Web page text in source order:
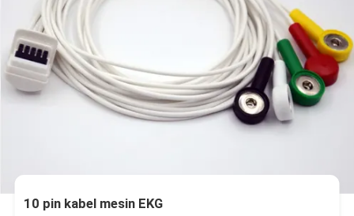
10 pin kabel mesin EKG